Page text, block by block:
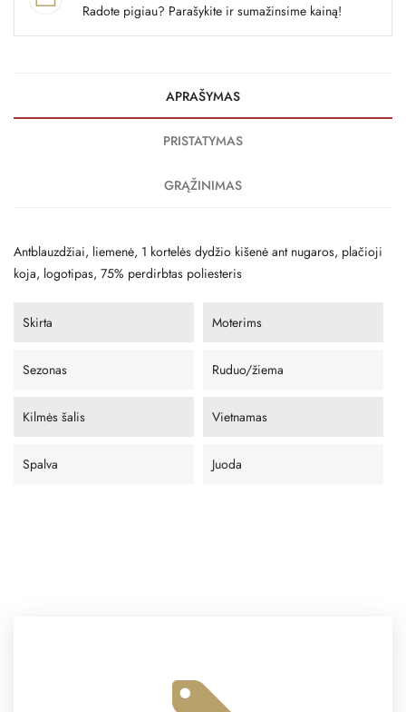
Radote pigiau? Parašykite ir sumažinsime kainą!
APRAŠYMAS
PRISTATYMAS
GRĄŽINIMAS
Antblauzdžiai, liemenė, 1 kortelės dydžio kišenė ant nugaros, plačioji
koja, logotipas, 75% perdirbtas poliesteris
Skirta Moterims
Sezonas Ruduo/žiema
Kilmės šalis Vietnamas
Spalva Juoda